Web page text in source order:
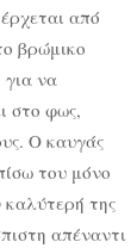
από
βρώμικο
για να
στο φως,
Ο καυγάς
του μόνο
καλύτερή της
απέναντι